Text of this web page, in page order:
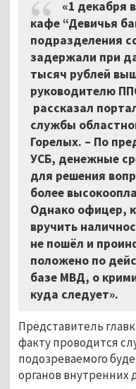
«1 декабря
кафе “Девичья
подразделения
задержали при
тысяч рублей
руководителю
рассказал
службы
Горелых. – По
УСБ, денежные
для решения
более
Однако офицер,
вручить
не пошёл и
положено по
базе МВД, о
куда следует».
Представитель
факту проводится
подозреваемого
органов